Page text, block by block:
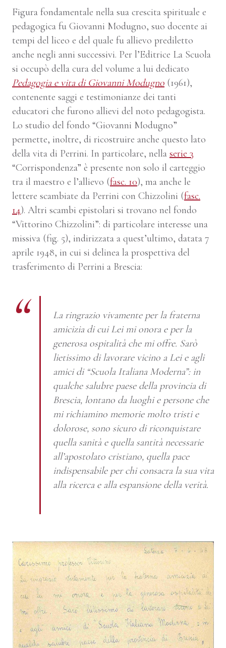
Figura fondamentale nella sua crescita spirituale e
pedagogica fu Giovanni Modugno, suo docente ai
tempi del liceo e del quale fu allievo prediletto
anche negli anni successivi. Per l’Editrice La Scuola
si occupò della cura del volume a lui dedicato
Pedagogia e vita di Giovanni Modugno (1961),
contenente saggi e testimonianze dei tanti
educatori che furono allievi del noto pedagogista.
Lo studio del fondo “Giovanni Modugno”
permette, inoltre, di ricostruire anche questo lato
della vita di Perrini. In particolare, nella serie 3
“Corrispondenza” è presente non solo il carteggio
tra il maestro e l’allievo (fasc. 10), ma anche le
lettere scambiate da Perrini con Chizzolini (fasc.
14). Altri scambi epistolari si trovano nel fondo
“Vittorino Chizzolini”: di particolare interesse una
missiva (fig. 5), indirizzata a quest’ultimo, datata 7
aprile 1948, in cui si delinea la prospettiva del
trasferimento di Perrini a Brescia:
La ringrazio vivamente per la fraterna
amicizia di cui Lei mi onora e per la
generosa ospitalità che mi offre. Sarò
lietissimo di lavorare vicino a Lei e agli
amici di “Scuola Italiana Moderna”: in
qualche salubre paese della provincia di
Brescia, lontano da luoghi e persone che
mi richiamino memorie molto tristi e
dolorose, sono sicuro di riconquistare
quella sanità e quella santità necessarie
all’apostolato cristiano, quella pace
indispensabile per chi consacra la sua vita
alla ricerca e alla espansione della verità.